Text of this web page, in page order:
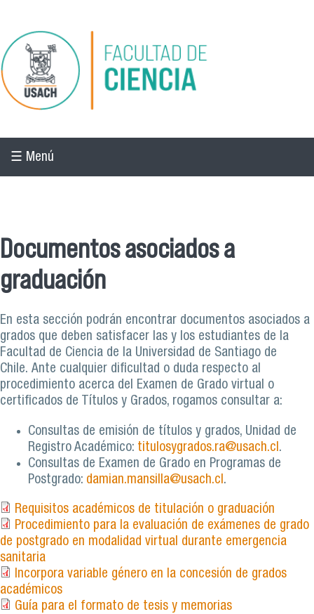
Pasar al contenido principal
☰ Menú
Documentos asociados a
graduación
En esta sección podrán encontrar documentos asociados a
grados que deben satisfacer las y los estudiantes de la
Facultad de Ciencia de la Universidad de Santiago de
Chile. Ante cualquier dificultad o duda respecto al
procedimiento acerca del Examen de Grado virtual o
certificados de Títulos y Grados, rogamos consultar a:
Consultas de emisión de títulos y grados, Unidad de
Registro Académico: titulosygrados.ra@usach.cl .
Consultas de Examen de Grado en Programas de
Postgrado: damian.mansilla@usach.cl .
Requisitos académicos de titulación o graduación
Procedimiento para la evaluación de exámenes de grado
de postgrado en modalidad virtual durante emergencia
sanitaria
Incorpora variable género en la concesión de grados
académicos
Guía para el formato de tesis y memorias